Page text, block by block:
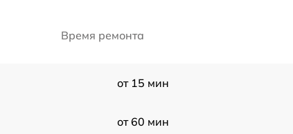
Время ремонта
от 15 мин
от 60 мин